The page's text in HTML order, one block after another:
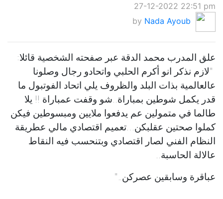
27-12-2022 22:51 pm
by Nada Ayoub
علق المدرب محمد الدقة عبر صفحته الشخصية قائلا:
"لازم نذكر انو أكرم الحلبي واتحادو رجال وصلونا
عالعالمية بذات البلد والظروف يلي اتحاد الفوتبول ما
قدر يكمل شوطين بمباراة..شو وقفت عمباراة !! يلا
طالما في متمولين عم يدفعوا ملايين ومبسوطين فيكن
كملوا صحتين عقلبكن…تعميم اقتصادي مالي عطريقة
النظام الفني لصار اقتصادي وبتنحسب فيه النقاط
عالالة الحاسبة..
عباقرة وسابقين عصركن.."